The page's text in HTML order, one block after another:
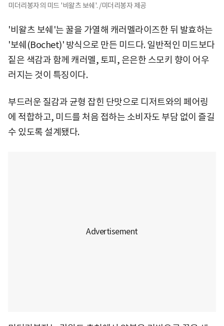
미더리봉자의 미드 '비왈츠 보쉐'. /미더리봉자 제공
'비왈츠 보쉐'는 꿀을 가열해 캐러멜라이즈한 뒤 발효하는
'보쉐(Bochet)' 방식으로 만든 미드다. 일반적인 미드보다
짙은 색감과 함께 캐러멜, 토피, 은은한 스모키 향이 어우
러지는 것이 특징이다.
부드러운 질감과 균형 잡힌 단맛으로 디저트와의 페어링
에 적합하고, 미드를 처음 접하는 소비자도 부담 없이 즐길
수 있도록 설계됐다.